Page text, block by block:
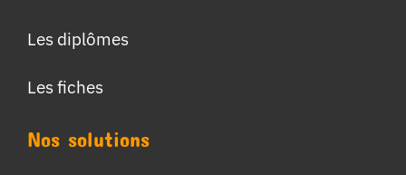
Les diplômes
Les fiches
Nos solutions